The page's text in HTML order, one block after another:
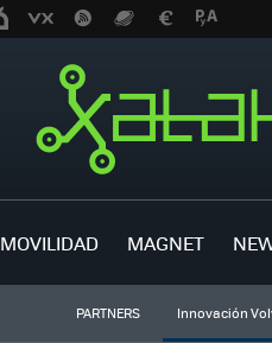
MOVILIDAD MAGNET
PARTNERS Innovación